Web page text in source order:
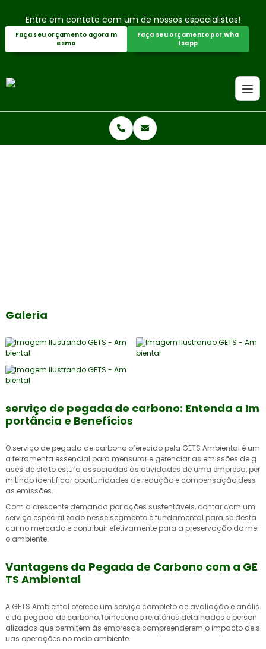
Entre em contato com um de nossos especialistas!
Faça seu orçamento agora m
esmo
Faça seu orçamento por Wha
tsapp
Galeria
serviço de pegada de carbono: Entenda a Im
portância e Benefícios
O serviço de pegada de carbono oferecido pela GETS Ambiental é um
a ferramenta essencial para mensurar e gerenciar as emissões de g
ases de efeito estufa associadas às atividades de uma empresa, per
mitindo identificar oportunidades de redução e compensação dess
as emissões.
Com a crescente demanda por ações sustentáveis, contar com um
serviço especializado nesse segmento é fundamental para se desta
car no mercado e contribuir efetivamente para a preservação do mei
o ambiente.
Vantagens da Pegada de Carbono com a GE
TS Ambiental
A GETS Ambiental oferece um serviço completo de avaliação e anális
e da pegada de carbono, fornecendo relatórios detalhados e person
alizados que permitem às empresas compreenderem o impacto de s
uas operações no meio ambiente.